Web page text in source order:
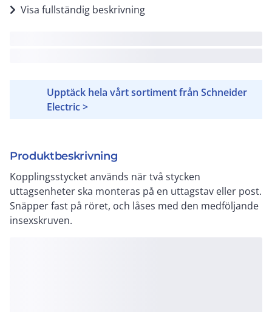
Visa fullständig beskrivning
Upptäck hela vårt sortiment från Schneider
Electric >
Produktbeskrivning
Kopplingsstycket används när två stycken
uttagsenheter ska monteras på en uttagstav eller post.
Snäpper fast på röret, och låses med den medföljande
insexskruven.